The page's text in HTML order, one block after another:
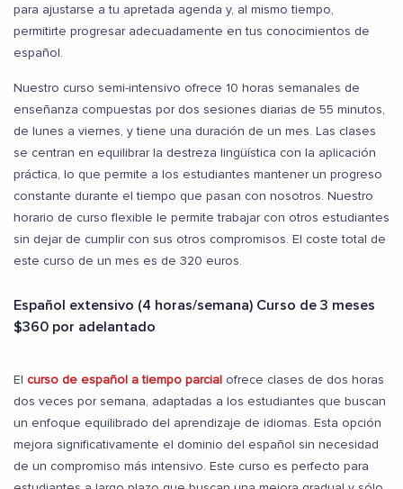
para ajustarse a tu apretada agenda y, al mismo tiempo,
permitirte progresar adecuadamente en tus conocimientos de
español.
Nuestro curso semi-intensivo ofrece 10 horas semanales de
enseñanza compuestas por dos sesiones diarias de 55 minutos,
de lunes a viernes, y tiene una duración de un mes. Las clases
se centran en equilibrar la destreza lingüística con la aplicación
práctica, lo que permite a los estudiantes mantener un progreso
constante durante el tiempo que pasan con nosotros. Nuestro
horario de curso flexible le permite trabajar con otros estudiantes
sin dejar de cumplir con sus otros compromisos. El coste total de
este curso de un mes es de 320 euros.
Español extensivo (4 horas/semana) Curso de 3 meses
$360 por adelantado
El curso de español a tiempo parcial ofrece clases de dos horas
dos veces por semana, adaptadas a los estudiantes que buscan
un enfoque equilibrado del aprendizaje de idiomas. Esta opción
mejora significativamente el dominio del español sin necesidad
de un compromiso más intensivo. Este curso es perfecto para